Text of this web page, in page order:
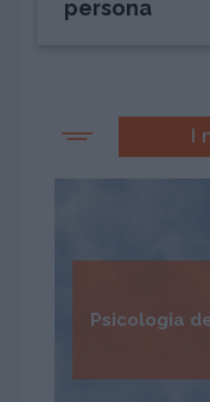
persona
I
Psicologia